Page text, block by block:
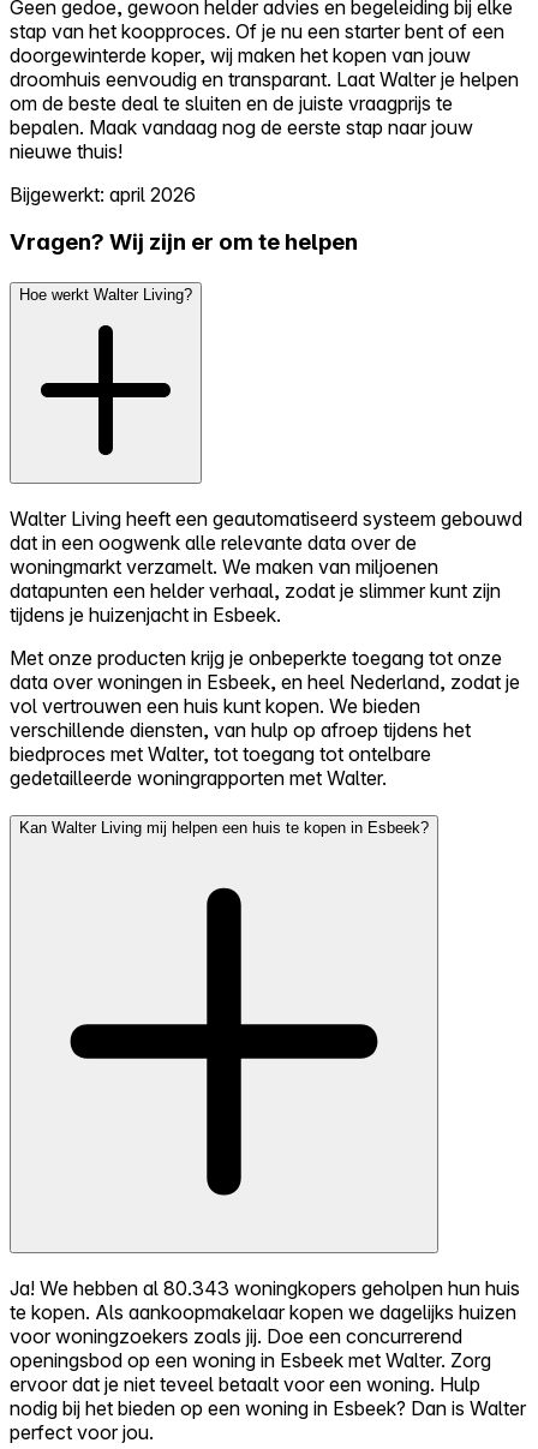
Geen gedoe, gewoon helder advies en begeleiding bij elke
stap van het koopproces. Of je nu een starter bent of een
doorgewinterde koper, wij maken het kopen van jouw
droomhuis eenvoudig en transparant. Laat Walter je helpen
om de beste deal te sluiten en de juiste vraagprijs te
bepalen. Maak vandaag nog de eerste stap naar jouw
nieuwe thuis!
Bijgewerkt: april 2026
Vragen? Wij zijn er om te helpen
Hoe werkt Walter Living?
Walter Living heeft een geautomatiseerd systeem gebouwd
dat in een oogwenk alle relevante data over de
woningmarkt verzamelt. We maken van miljoenen
datapunten een helder verhaal, zodat je slimmer kunt zijn
tijdens je huizenjacht in Esbeek.
Met onze producten krijg je onbeperkte toegang tot onze
data over woningen in Esbeek, en heel Nederland, zodat je
vol vertrouwen een huis kunt kopen. We bieden
verschillende diensten, van hulp op afroep tijdens het
biedproces met Walter, tot toegang tot ontelbare
gedetailleerde woningrapporten met Walter.
Kan Walter Living mij helpen een huis te kopen in Esbeek?
Ja! We hebben al 80.343 woningkopers geholpen hun huis
te kopen. Als aankoopmakelaar kopen we dagelijks huizen
voor woningzoekers zoals jij. Doe een concurrerend
openingsbod op een woning in Esbeek met Walter. Zorg
ervoor dat je niet teveel betaalt voor een woning. Hulp
nodig bij het bieden op een woning in Esbeek? Dan is Walter
perfect voor jou.